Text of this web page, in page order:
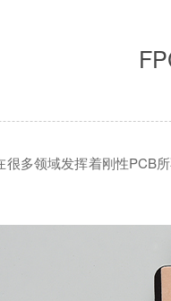
多领域发挥着刚性PCB